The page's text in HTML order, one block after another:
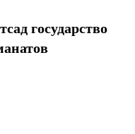
государство